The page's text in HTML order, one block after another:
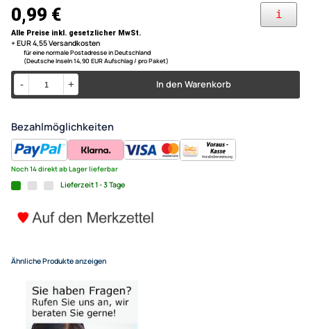
1.5m High Speed HDMI
Ethernet
vergoldete Kontakte / High Quality
angespritzte Stecker
Kabel-Ø 7,3 mm / AWG28
Bildauflösungen: 4K / UHD
0,99 €
Alle Preise inkl. gesetzlicher MwSt.
+ EUR 4,55 Versandkosten
Bezahlmöglichkeiten